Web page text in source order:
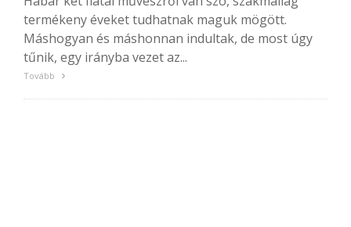
termékeny éveket tudhatnak maguk mögött.
Máshogyan és máshonnan indultak, de most úgy
tűnik, egy irányba vezet az...
Tovább